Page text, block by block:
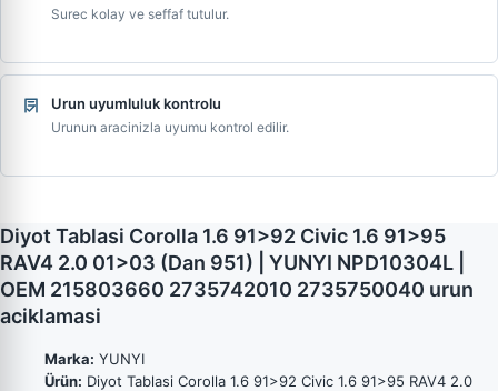
Surec kolay ve seffaf tutulur.
Urun uyumluluk kontrolu
Urunun aracinizla uyumu kontrol edilir.
Diyot Tablasi Corolla 1.6 91>92 Civic 1.6 91>95
RAV4 2.0 01>03 (Dan 951) | YUNYI NPD10304L |
OEM 215803660 2735742010 2735750040 urun
aciklamasi
Marka: YUNYI
Ürün: Diyot Tablasi Corolla 1.6 91>92 Civic 1.6 91>95 RAV4 2.0